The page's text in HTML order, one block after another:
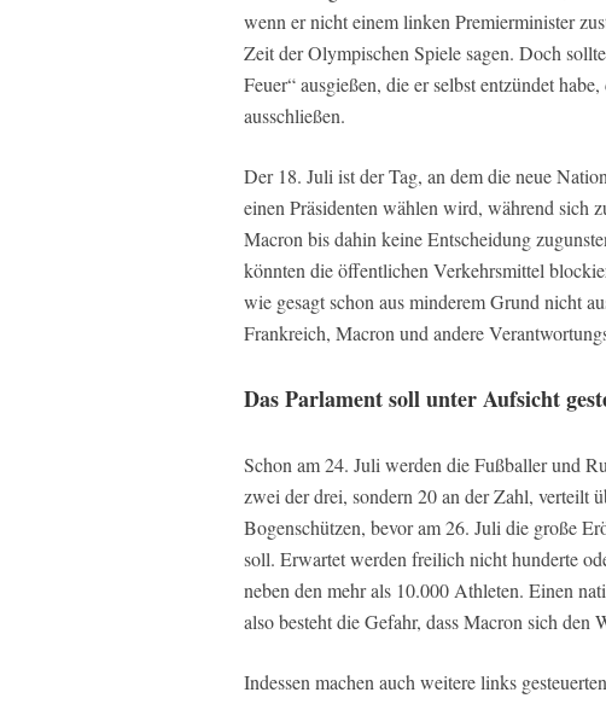
wenn er nicht einem linken Premierminister
Zeit der Olympischen Spiele sagen. Doch
Feuer“ ausgießen, die er selbst entzündet
ausschließen.
Der 18. Juli ist der Tag, an dem die neue
einen Präsidenten wählen wird, während sich
Macron bis dahin keine Entscheidung
könnten die öffentlichen Verkehrsmittel
wie gesagt schon aus minderem Grund nicht
Frankreich, Macron und andere
Das Parlament soll unter Aufsicht
Schon am 24. Juli werden die Fußballer und
zwei der drei, sondern 20 an der Zahl, verteilt
Bogenschützen, bevor am 26. Juli die große
soll. Erwartet werden freilich nicht hunderte
neben den mehr als 10.000 Athleten. Einen
also besteht die Gefahr, dass Macron sich
Indessen machen auch weitere links